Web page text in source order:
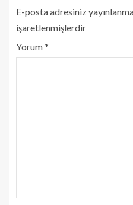
E-posta adresiniz
işaretlenmişlerdir
Yorum*